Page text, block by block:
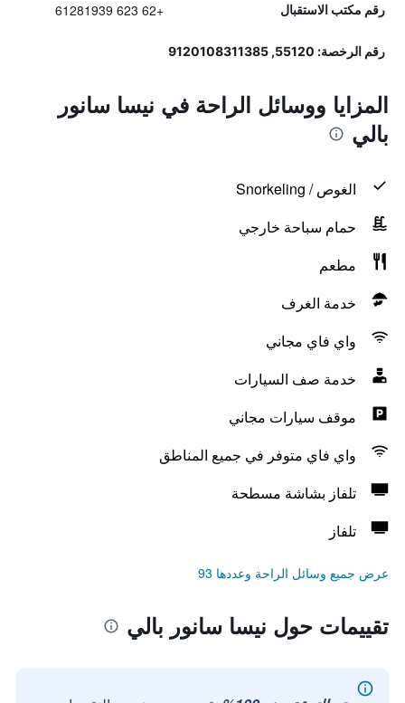
رقم مكتب الاستقبال +62 623 61281939
رقم الرخصة: 55120, 9120108311385
المزايا ووسائل الراحة في نيسا سانور
بالي
الغوص / Snorkeling
حمام سباحة خارجي
مطعم
خدمة الغرف
واي فاي مجاني
خدمة صف السيارات
موقف سيارات مجاني
واي فاي متوفر في جميع المناطق
تلفاز بشاشة مسطحة
تلفاز
عرض جميع وسائل الراحة وعددها 93
تقييمات حول نيسا سانور بالي